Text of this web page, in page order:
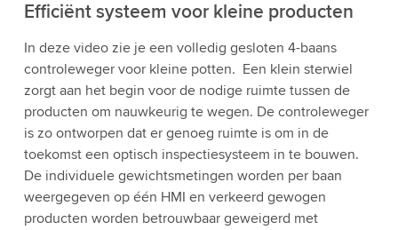
Efficiënt systeem voor kleine producten
In deze video zie je een volledig gesloten 4-baans
controleweger voor kleine potten. Een klein sterwiel
zorgt aan het begin voor de nodige ruimte tussen de
producten om nauwkeurig te wegen. De controleweger
is zo ontworpen dat er genoeg ruimte is om in de
toekomst een optisch inspectiesysteem in te bouwen.
De individuele gewichtsmetingen worden per baan
weergegeven op één HMI en verkeerd gewogen
producten worden betrouwbaar geweigerd met